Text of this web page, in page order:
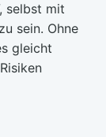
selbst mit
sein. Ohne
gleicht